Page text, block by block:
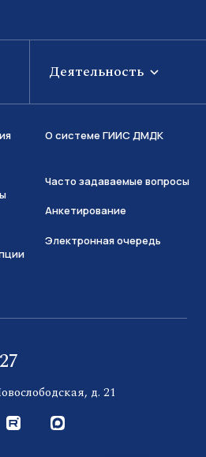
Деятельность
О системе ГИИС ДМДК
Часто задаваемые вопросы
Анкетирование
Электронная очередь
д. 21